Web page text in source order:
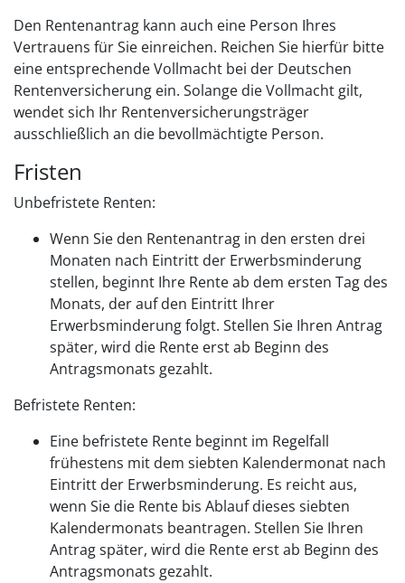
Den Rentenantrag kann auch eine Person Ihres
Vertrauens für Sie einreichen. Reichen Sie hierfür bitte
eine entsprechende Vollmacht bei der Deutschen
Rentenversicherung ein. Solange die Vollmacht gilt,
wendet sich Ihr Rentenversicherungsträger
ausschließlich an die bevollmächtigte Person.
Fristen
Unbefristete Renten:
Wenn Sie den Rentenantrag in den ersten drei
Monaten nach Eintritt der Erwerbsminderung
stellen, beginnt Ihre Rente ab dem ersten Tag des
Monats, der auf den Eintritt Ihrer
Erwerbsminderung folgt. Stellen Sie Ihren Antrag
später, wird die Rente erst ab Beginn des
Antragsmonats gezahlt.
Befristete Renten:
Eine befristete Rente beginnt im Regelfall
frühestens mit dem siebten Kalendermonat nach
Eintritt der Erwerbsminderung. Es reicht aus,
wenn Sie die Rente bis Ablauf dieses siebten
Kalendermonats beantragen. Stellen Sie Ihren
Antrag später, wird die Rente erst ab Beginn des
Antragsmonats gezahlt.